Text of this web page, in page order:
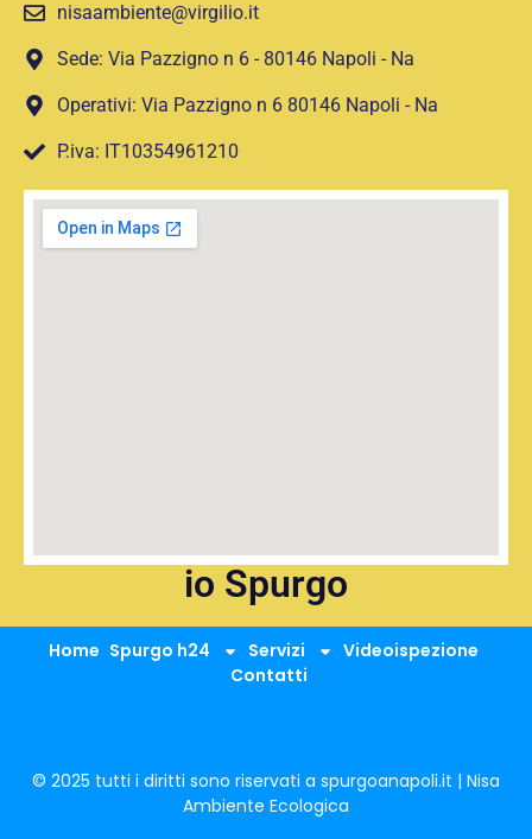
nisaambiente@virgilio.it
Sede: Via Pazzigno n 6 - 80146 Napoli - Na
Operativi: Via Pazzigno n 6 80146 Napoli - Na
P.iva: IT10354961210
io Spurgo
Home Spurgo h24 Servizi
Videoispezione
Contatti
© 2025 tutti i diritti sono riservati a spurgoanapoli.it | Nisa
Ambiente Ecologica